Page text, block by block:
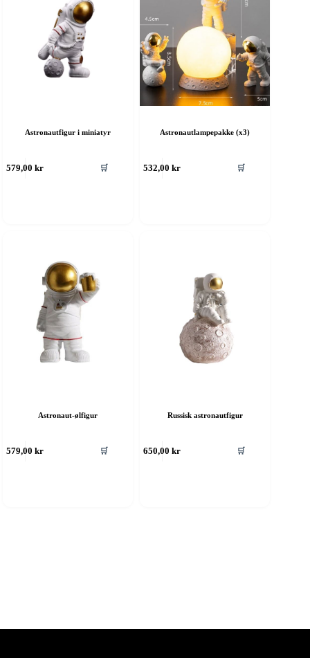
Astronautfigur i miniatyr
579,00kr 🛒
Astronautlampepakke (x3)
532,00kr 🛒
Astronaut-ølfigur
579,00kr 🛒
Russisk astronautfigur
650,00kr 🛒